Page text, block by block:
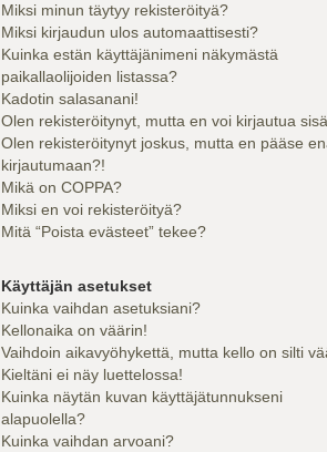
Miksi minun täytyy rekisteröityä?
Miksi kirjaudun ulos automaattisesti?
Kuinka estän käyttäjänimeni näkymästä
paikallaolijoiden listassa?
Kadotin salasanani!
Olen rekisteröitynyt, mutta en voi kirjautua
Olen rekisteröitynyt joskus, mutta en pääse
kirjautumaan?!
Mikä on COPPA?
Miksi en voi rekisteröityä?
Mitä “Poista evästeet” tekee?
Käyttäjän asetukset
Kuinka vaihdan asetuksiani?
Kellonaika on väärin!
Vaihdoin aikavyöhykettä, mutta kello on silti
Kieltäni ei näy luettelossa!
Kuinka näytän kuvan käyttäjätunnukseni
alapuolella?
Kuinka vaihdan arvoani?